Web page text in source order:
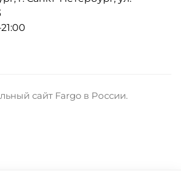
сайт Fargo в России.